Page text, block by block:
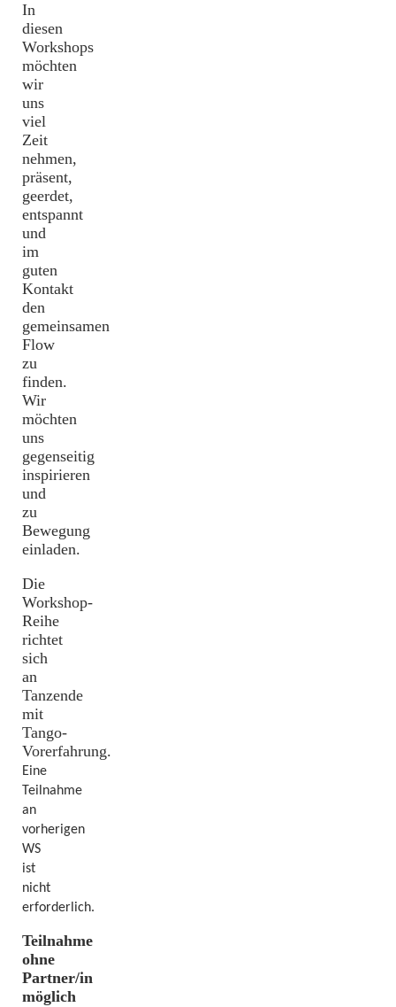
In
diesen
Workshops
möchten
wir
uns
viel
Zeit
nehmen,
präsent,
geerdet,
entspannt
und
im
guten
Kontakt
den
gemeinsamen
Flow
zu
finden.
Wir
möchten
uns
gegenseitig
inspirieren
und
zu
Bewegung
einladen.
Die
Workshop-
Reihe
richtet
sich
an
Tanzende
mit
Tango-
Vorerfahrung.
Eine
Teilnahme
an
vorherigen
WS
ist
nicht
erforderlich.
Teilnahme
ohne
Partner/in
möglich